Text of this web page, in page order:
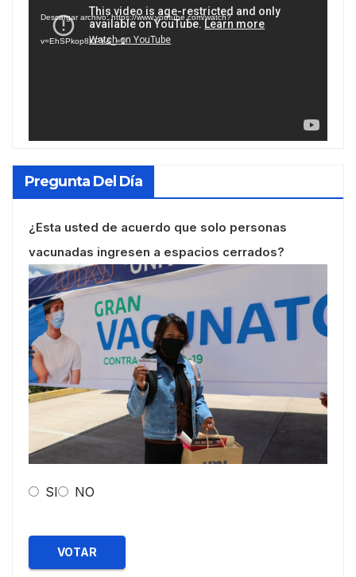
vídeo
Descargar archivo: https://www.youtube.com/watch?
v=EhSPkop8KPY&_=1
Pregunta Del Día
¿Esta usted de acuerdo que solo personas
vacunadas ingresen a espacios cerrados?
SI NO
VOTAR